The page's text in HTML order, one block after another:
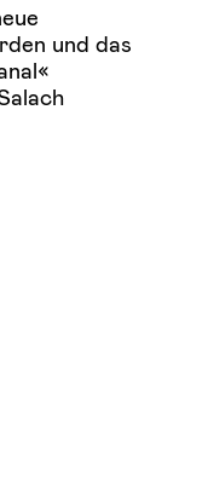
und das